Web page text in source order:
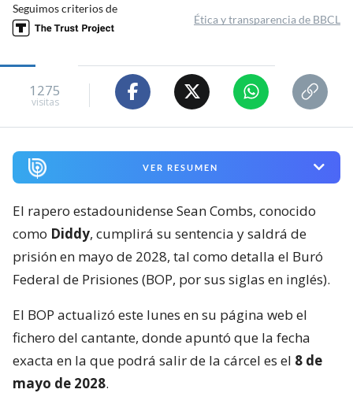
Seguimos criterios de
Ética y transparencia de BBCL
1275
visitas
VER RESUMEN
El rapero estadounidense Sean Combs, conocido
como Diddy, cumplirá su sentencia y saldrá de
prisión en mayo de 2028, tal como detalla el Buró
Federal de Prisiones (BOP, por sus siglas en inglés).
El BOP actualizó este lunes en su página web el
fichero del cantante, donde apuntó que la fecha
exacta en la que podrá salir de la cárcel es el 8 de
mayo de 2028.